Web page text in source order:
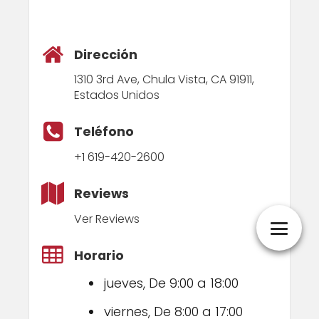
Dirección
1310 3rd Ave, Chula Vista, CA 91911,
Estados Unidos
Teléfono
+1 619-420-2600
Reviews
Ver Reviews
Horario
jueves, De 9:00 a 18:00
viernes, De 8:00 a 17:00